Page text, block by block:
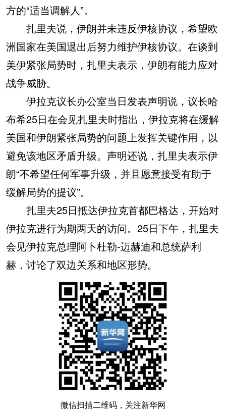
方的“适当调解人”。
扎里夫说，伊朗并未违反伊核协议，希望欧
洲国家在美国退出后努力维护伊核协议。在谈到
美伊紧张局势时，扎里夫表示，伊朗有能力应对
战争威胁。
伊拉克议长办公室当日发表声明说，议长哈
布希25日在会见扎里夫时指出，伊拉克将在缓解
美国和伊朗紧张局势的问题上发挥关键作用，以
避免该地区矛盾升级。声明还说，扎里夫表示伊
朗“不希望任何军事升级，并且愿意接受有助于
缓解局势的提议”。
扎里夫25日抵达伊拉克首都巴格达，开始对
伊拉克进行为期两天的访问。25日下午，扎里夫
会见伊拉克总理阿卜杜勒-迈赫迪和总统萨利
赫，讨论了双边关系和地区形势。
微信扫描二维码，关注新华网